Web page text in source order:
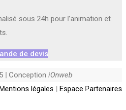
sous 24h pour l’animation et
de devis
| Conception iOnweb
légales | Espace Partenaires